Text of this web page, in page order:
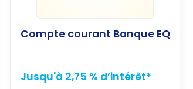
des cookies
Compte courant Banque EQ
Jusqu'à 2,75 % d’intérêt*